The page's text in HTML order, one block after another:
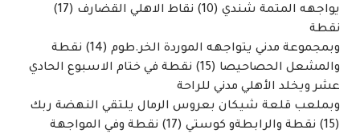
يواجهه المتمة شندي (10) نقاط الاهلي القضارف (17)
نقطة
وبمجموعة مدني يتواجهه الموردة الخر.طوم (14) نقطة
والمشعل الحصاحيصا (15) نقطة في ختام الاسبوع الحادي
عشر ويخلد الأهلي مدني للراحة
وبملعب قلعة شيكان بعروس الرمال يلتقي النهضة ربك
(15) نقطة والرابطةو كوستي (17) نقطة وفي المواجهة